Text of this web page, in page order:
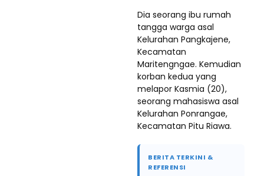
Dia seorang ibu rumah
tangga warga asal
Kelurahan Pangkajene,
Kecamatan
Maritengngae. Kemudian
korban kedua yang
melapor Kasmia (20),
seorang mahasiswa asal
Kelurahan Ponrangae,
Kecamatan Pitu Riawa.
BERITA TERKINI &
REFERENSI